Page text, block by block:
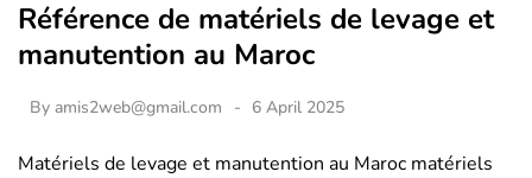
Référence de matériels de levage et
manutention au Maroc
By amis2web@gmail.com 6 April 2025
Matériels de levage et manutention au Maroc matériels